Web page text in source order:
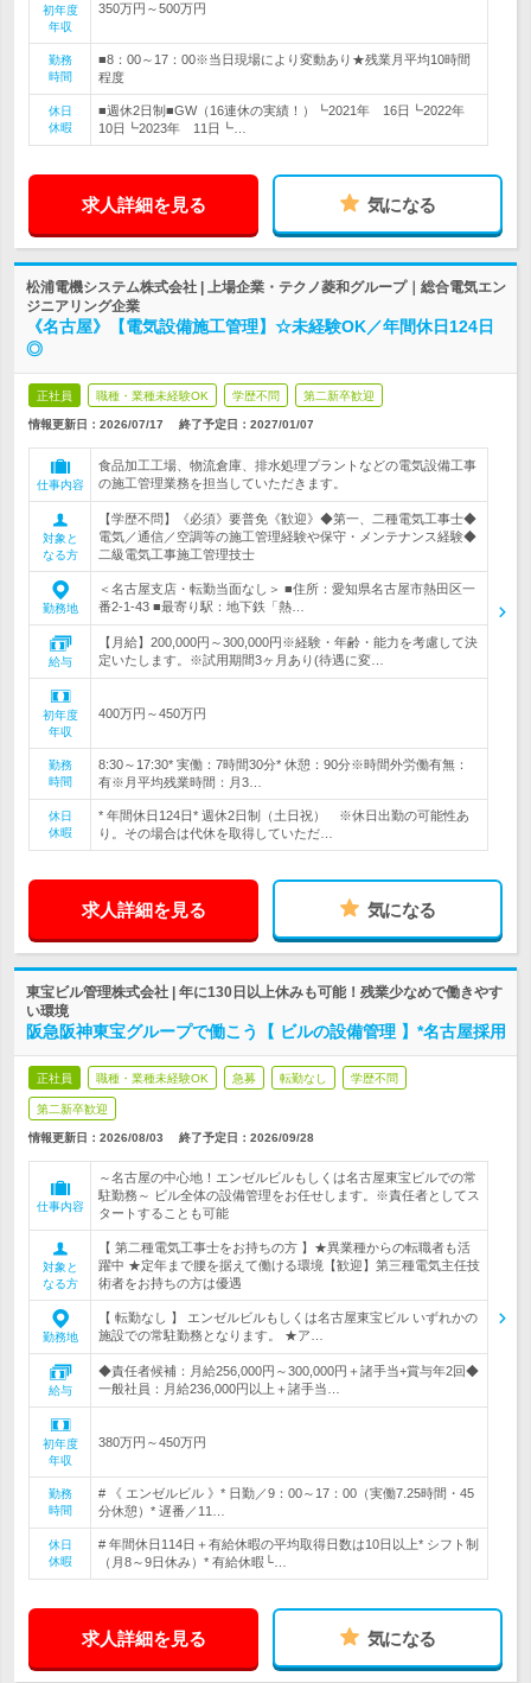
初年度
年収
350万円～500万円
勤務
時間
■8：00～17：00※当日現場により変動あり★残業月平均10時間
程度
休日
休暇
■週休2日制■GW（16連休の実績！）┗2021年 16日┗2022年
10日┗2023年 11日┗…
求人詳細を見る 気になる
松浦電機システム株式会社 | 上場企業・テクノ菱和グループ｜総合電気エン
ジニアリング企業
《名古屋》【電気設備施工管理】☆未経験OK／年間休日124日
◎
正社員 職種・業種未経験OK 学歴不問 第二新卒歓迎
情報更新日：2026/07/17 終了予定日： 2027/01/07
仕事内容
食品加工工場、物流倉庫、排水処理プラントなどの電気設備工事
の施工管理業務を担当していただきます。
対象と
なる方
【学歴不問】《必須》要普免《歓迎》◆第一、二種電気工事士◆
電気／通信／空調等の施工管理経験や保守・メンテナンス経験◆
二級電気工事施工管理技士
勤務地
＜名古屋支店・転勤当面なし＞ ■住所：愛知県名古屋市熱田区一
番2-1-43 ■最寄り駅：地下鉄「熱…
給与
【月給】200,000円～300,000円※経験・年齢・能力を考慮して決
定いたします。※試用期間3ヶ月あり(待遇に変…
初年度
年収
400万円～450万円
勤務
時間
8:30～17:30* 実働：7時間30分* 休憩：90分※時間外労働有無：
有※月平均残業時間：月3…
休日
休暇
* 年間休日124日* 週休2日制（土日祝） ※休日出勤の可能性あ
り。その場合は代休を取得していただ…
求人詳細を見る 気になる
東宝ビル管理株式会社 | 年に130日以上休みも可能！残業少なめで働きやす
い環境
阪急阪神東宝グループで働こう【 ビルの設備管理 】*名古屋採用
正社員 職種・業種未経験OK 急募 転勤なし 学歴不問
第二新卒歓迎
情報更新日：2026/08/03 終了予定日： 2026/09/28
仕事内容
～名古屋の中心地！エンゼルビルもしくは名古屋東宝ビルでの常
駐勤務～ ビル全体の設備管理をお任せします。※責任者としてス
タートすることも可能
対象と
なる方
【 第二種電気工事士をお持ちの方 】★異業種からの転職者も活
躍中 ★定年まで腰を据えて働ける環境【歓迎】第三種電気主任技
術者をお持ちの方は優遇
勤務地
【 転勤なし 】 エンゼルビルもしくは名古屋東宝ビル いずれかの
施設での常駐勤務となります。 ★ア…
給与
◆責任者候補：月給256,000円～300,000円＋諸手当+賞与年2回◆
一般社員：月給236,000円以上＋諸手当…
初年度
年収
380万円～450万円
勤務
時間
# 《 エンゼルビル 》* 日勤／9：00～17：00（実働7.25時間・45
分休憩）* 遅番／11…
休日
休暇
# 年間休日114日＋有給休暇の平均取得日数は10日以上* シフト制
（月8～9日休み）* 有給休暇└…
求人詳細を見る 気になる